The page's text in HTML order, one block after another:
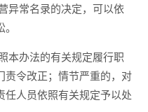
异常名录的决定，可以依
本办法的有关规定履行职
责令改正；情节严重的，对
任人员依照有关规定予以处